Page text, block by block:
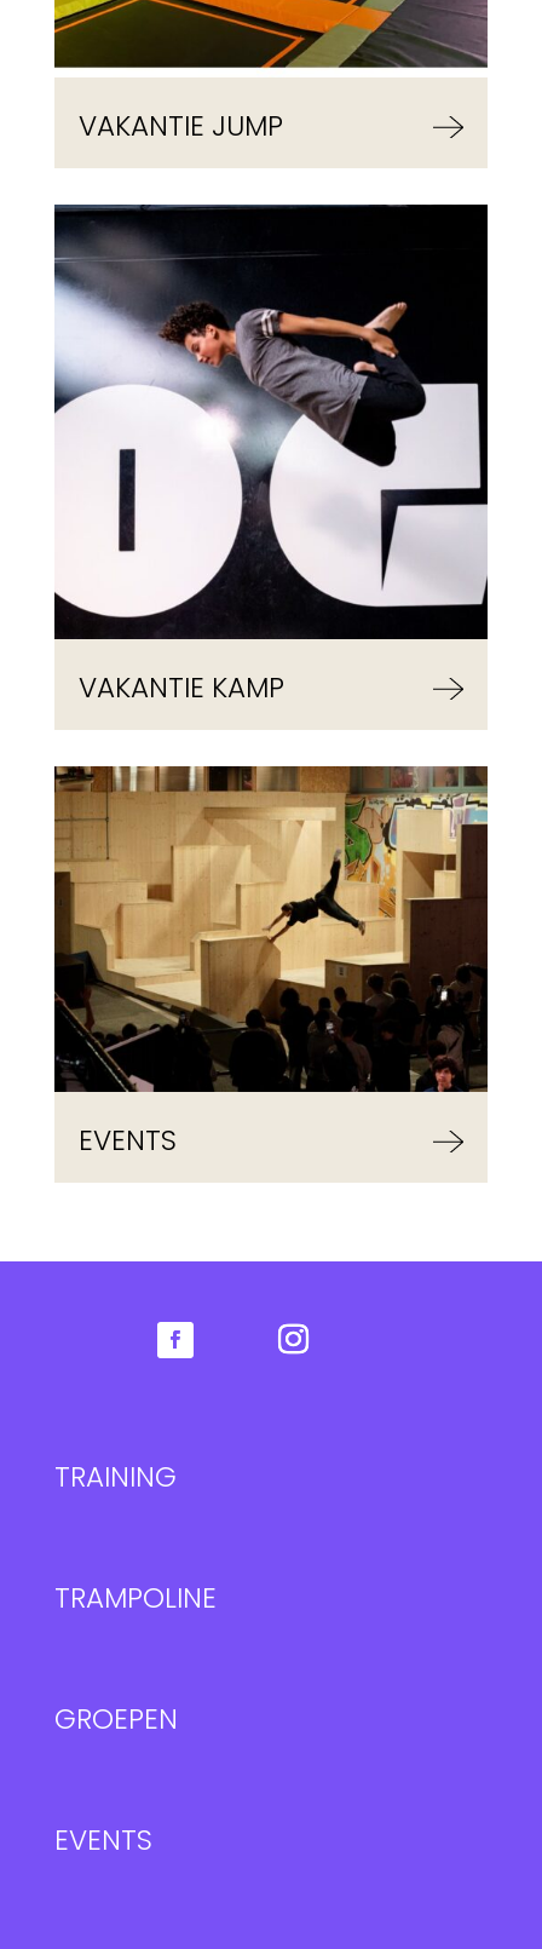
VAKANTIE JUMP
VAKANTIE KAMP
EVENTS
TRAINING
TRAMPOLINE
GROEPEN
EVENTS